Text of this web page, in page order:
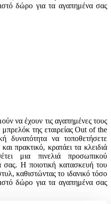
δώρο για τα αγαπημένα σας
να έχουν τις αγαπημένες τους
της εταιρείας Out of the
δυνατότητα να τοποθετήσετε
πρακτικό, κρατάει τα κλειδιά
μια πινελιά προσωπικού
σας. Η ποιοτική κατασκευή του
καθιστώντας το ιδανικό τόσο
δώρο για τα αγαπημένα σας